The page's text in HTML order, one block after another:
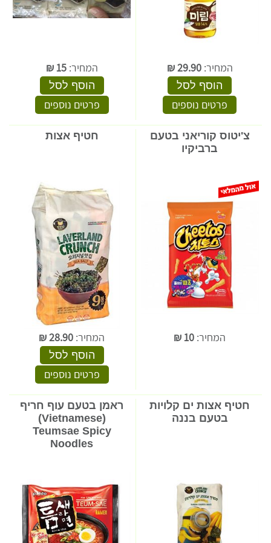
המחיר:29.90
₪
הוסף לסל
פרטים נוספים
המחיר:15
₪
הוסף לסל
פרטים נוספים
צ'יטוס קוריאני בטעם
ברביקיו
המחיר: 10
₪
חטיף אצות
המחיר: 28.90
₪
הוסף לסל
פרטים נוספים
חטיף אצות ים קלויות
בטעם בננה
ראמן בטעם עוף חריף
(Vietnamese)
Teumsae Spicy
Noodles